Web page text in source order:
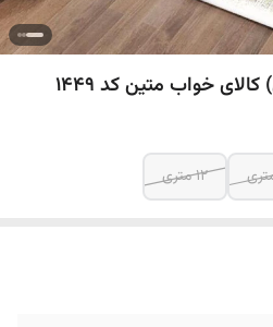
خواب متین کد 1449
12 متری